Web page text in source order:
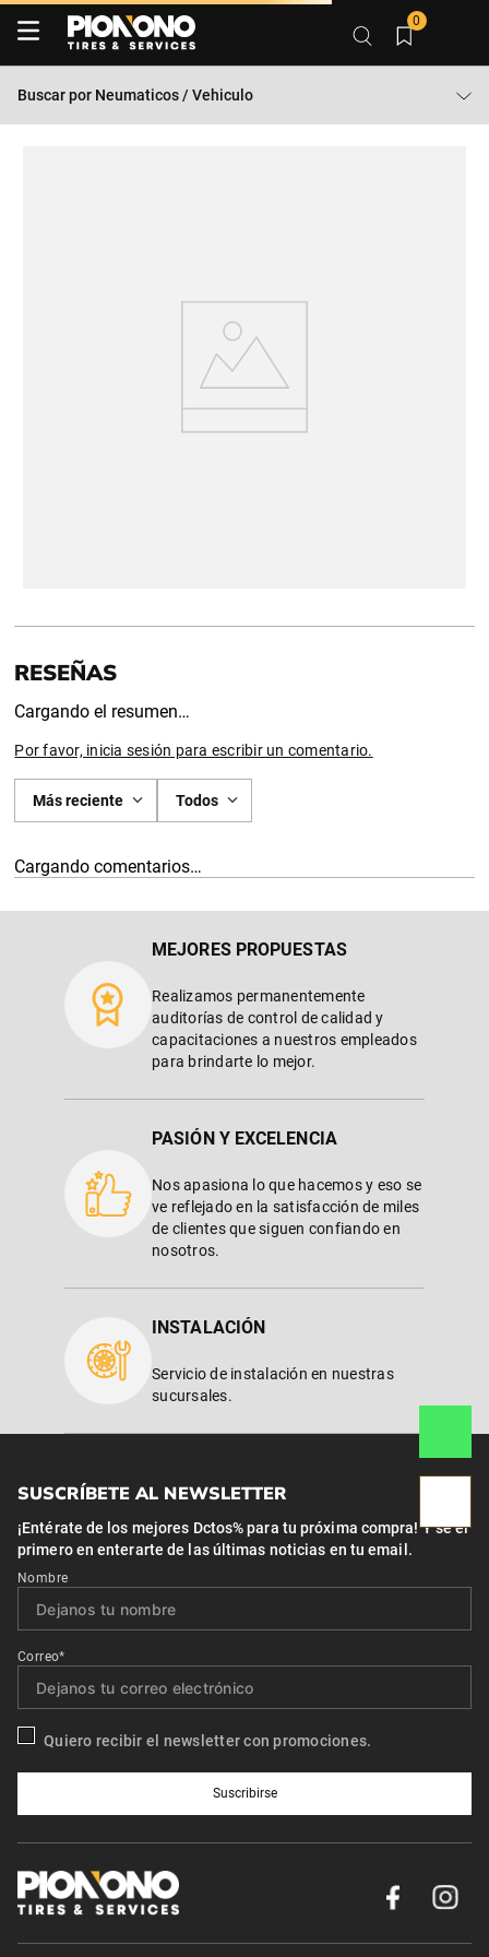
0
Buscar por Neumaticos / Vehiculo
Cargando el resumen…
Por favor, inicia sesión para escribir un comentario.
Más reciente Todos
Cargando comentarios…
MEJORES PROPUESTAS
Realizamos permanentemente
auditorías de control de calidad y
capacitaciones a nuestros empleados
para brindarte lo mejor.
PASIÓN Y EXCELENCIA
Nos apasiona lo que hacemos y eso se
ve reflejado en la satisfacción de miles
de clientes que siguen confiando en
nosotros.
INSTALACIÓN
Servicio de instalación en nuestras
sucursales.
SUSCRÍBETE AL NEWSLETTER
¡Entérate de los mejores Dctos% para tu próxima compra! Y se el
primero en enterarte de las últimas noticias en tu email.
Nombre
Correo*
Quiero recibir el newsletter con promociones.
Suscribirse